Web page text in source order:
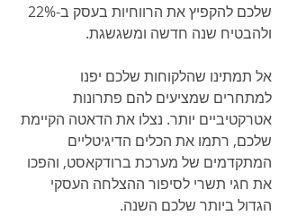
ולהבטיח שנה חדשה ומשגשגת.
אל תמתינו שהלקוחות שלכם יפנו
למתחרים שמציעים להם פתרונות
אטרקטיביים יותר. נצלו את הדאטה הקיימת
שלכם, רתמו את הכלים הדיגיטליים
המתקדמים של מערכת ברודקאסט, והפכו
את חגי תשרי לסיפור ההצלחה העסקי
הגדול ביותר שלכם השנה.